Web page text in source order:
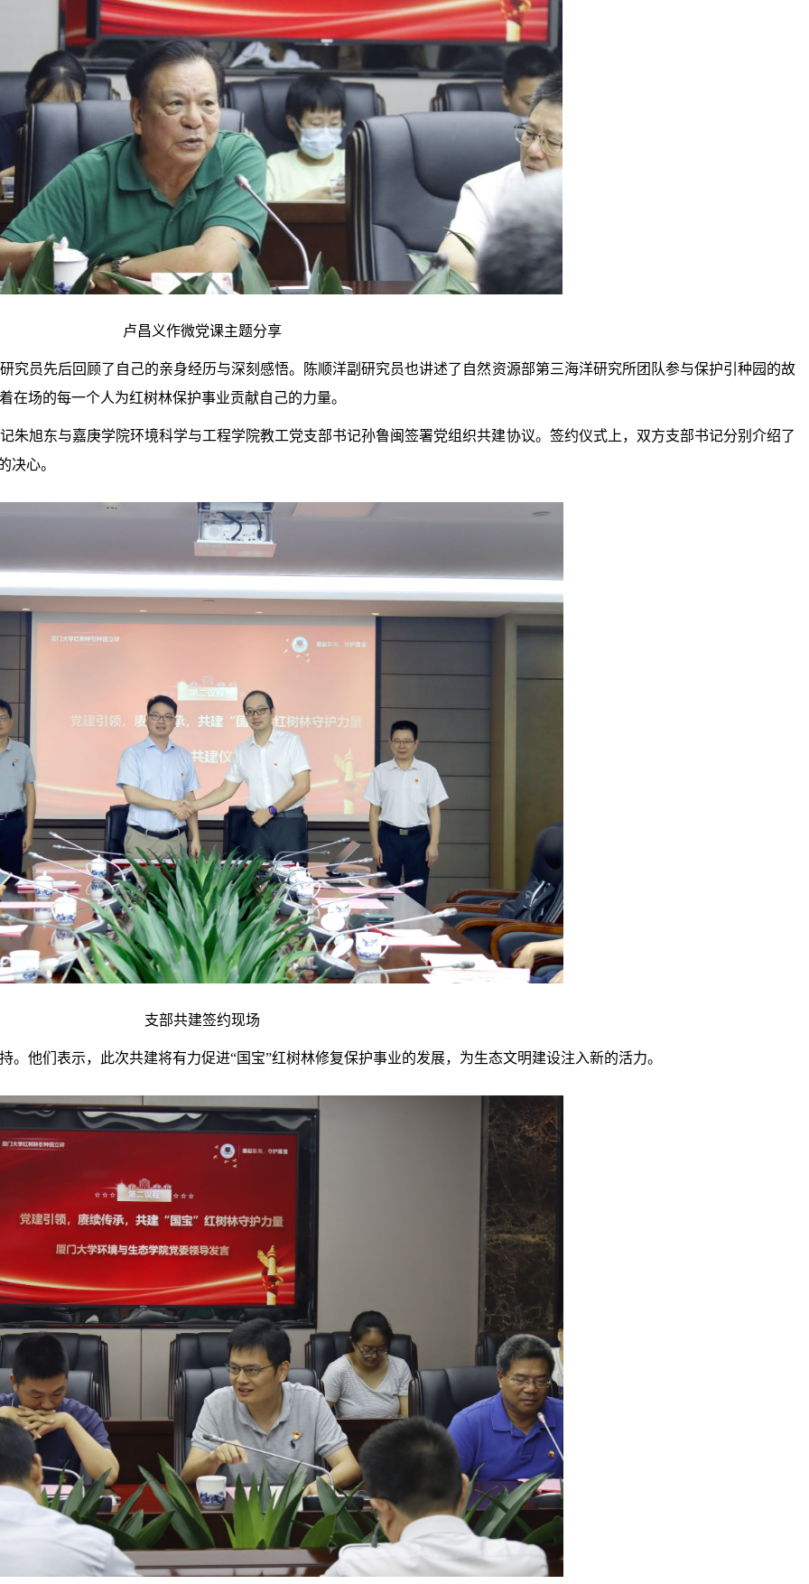
卢昌义作微党课主题分享
究员先后回顾了自己的亲身经历与深刻感悟。陈顺洋副研究员也讲述了自然资源部第三海洋研究所团队参与保护引种园的故
场的每一个人为红树林保护事业贡献自己的力量。
朱旭东与嘉庚学院环境科学与工程学院教工党支部书记孙鲁闽签署党组织共建协议。签约仪式上，双方支部书记分别介绍了
决心。
支部共建签约现场
。他们表示，此次共建将有力促进“国宝”红树林修复保护事业的发展，为生态文明建设注入新的活力。